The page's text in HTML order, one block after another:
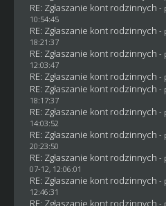
RE: Zgłaszanie kont rodzinnych -
10:54:45
RE: Zgłaszanie kont rodzinnych -
18:21:37
RE: Zgłaszanie kont rodzinnych -
12:03:47
RE: Zgłaszanie kont rodzinnych -
RE: Zgłaszanie kont rodzinnych -
18:17:37
RE: Zgłaszanie kont rodzinnych -
14:03:52
RE: Zgłaszanie kont rodzinnych -
20:23:50
RE: Zgłaszanie kont rodzinnych -
07-12, 12:06:01
RE: Zgłaszanie kont rodzinnych -
12:46:31
RE: Zgłaszanie kont rodzinnych -